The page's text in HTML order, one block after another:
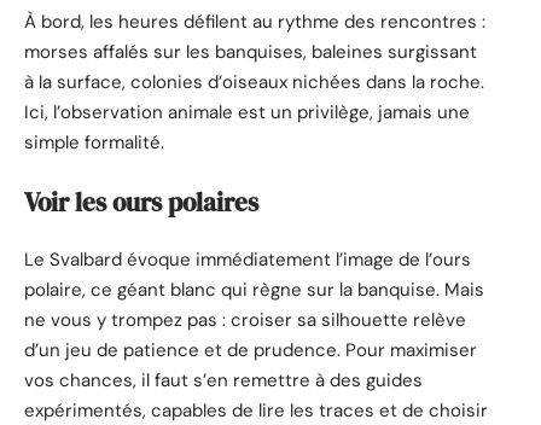
À bord, les heures défilent au rythme des rencontres :
morses affalés sur les banquises, baleines surgissant
à la surface, colonies d’oiseaux nichées dans la roche.
Ici, l’observation animale est un privilège, jamais une
simple formalité.
Voir les ours polaires
Le Svalbard évoque immédiatement l’image de l’ours
polaire, ce géant blanc qui règne sur la banquise. Mais
ne vous y trompez pas : croiser sa silhouette relève
d’un jeu de patience et de prudence. Pour maximiser
vos chances, il faut s’en remettre à des guides
expérimentés, capables de lire les traces et de choisir